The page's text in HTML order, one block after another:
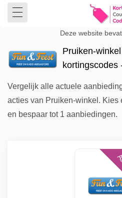
Deze website
Pruiken-
kortingscodes
Vergelijk alle actuele
acties van Pruiken-winkel. Kies
en bespaar tot 1 aanbiedingen.